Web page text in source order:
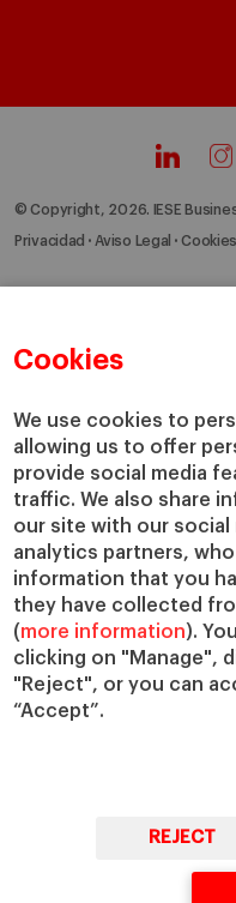
Cookies
We use cookies to
allowing us to offer
provide social media
traffic. We also share
our site with our social
analytics partners,
information that you
they have collected
(more information).
clicking on "Manage",
"Reject", or you can
“Accept”.
REJECT
© Copyright, 2026. IESE
Privacidad Aviso Legal Cookies